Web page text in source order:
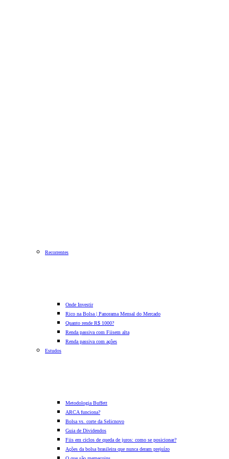
Recorrentes
Onde Investir
Rico na Bolsa | Panorama Mensal do Mercado
Quanto rende R$ 1000?
Renda passiva com Fiisem alta
Renda passiva com ações
Estudos
Metodologia Buffett
ARCA funciona?
Bolsa vs. corte da Selicnovo
Guia de Dividendos
Fiis em ciclos de queda de juros: como se posicionar?
Ações da bolsa brasileira que nunca deram prejuízo